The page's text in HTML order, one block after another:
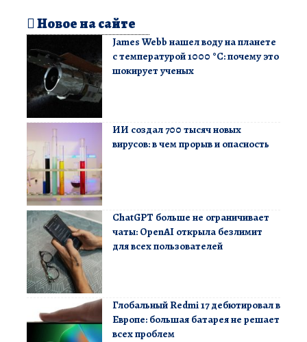
Новое на сайте
James Webb нашел воду на планете
с температурой 1000 °C: почему это
шокирует ученых
ИИ создал 700 тысяч новых
вирусов: в чем прорыв и опасность
ChatGPT больше не ограничивает
чаты: OpenAI открыла безлимит
для всех пользователей
Глобальный Redmi 17 дебютировал в
Европе: большая батарея не решает
всех проблем